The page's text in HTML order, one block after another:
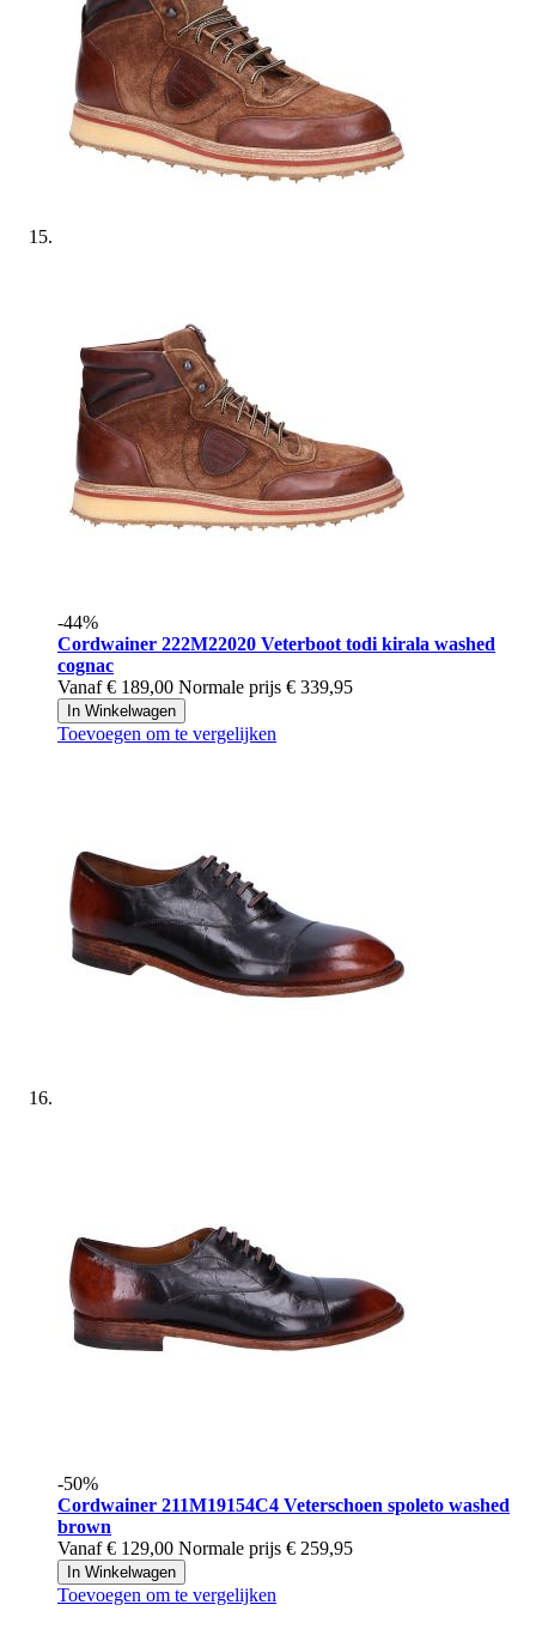
-44%
Cordwainer 222M22020 Veterboot todi kirala washed
cognac
Vanaf € 189,00 Normale prijs € 339,95
In Winkelwagen
Toevoegen om te vergelijken
-50%
Cordwainer 211M19154C4 Veterschoen spoleto washed
brown
Vanaf € 129,00 Normale prijs € 259,95
In Winkelwagen
Toevoegen om te vergelijken